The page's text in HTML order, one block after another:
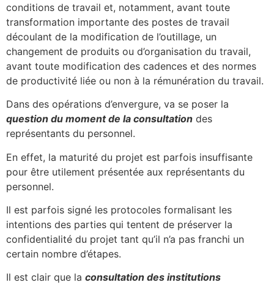
conditions de travail et, notamment, avant toute
transformation importante des postes de travail
découlant de la modification de l’outillage, un
changement de produits ou d’organisation du travail,
avant toute modification des cadences et des normes
de productivité liée ou non à la rémunération du travail.
Dans des opérations d’envergure, va se poser la
question du moment de la consultation des
représentants du personnel.
En effet, la maturité du projet est parfois insuffisante
pour être utilement présentée aux représentants du
personnel.
Il est parfois signé les protocoles formalisant les
intentions des parties qui tentent de préserver la
confidentialité du projet tant qu’il n’a pas franchi un
certain nombre d’étapes.
Il est clair que la consultation des institutions